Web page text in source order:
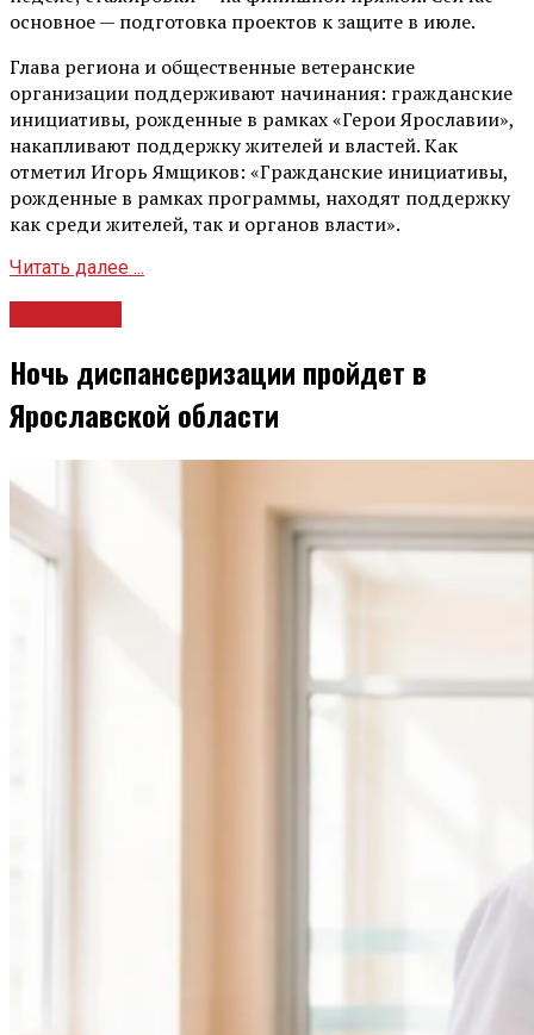
основное — подготовка проектов к защите в июле.
Глава региона и общественные ветеранские
организации поддерживают начинания: гражданские
инициативы, рожденные в рамках «Герои Ярославии»,
накапливают поддержку жителей и властей. Как
отметил Игорь Ямщиков: «Гражданские инициативы,
рожденные в рамках программы, находят поддержку
как среди жителей, так и органов власти».
Читать далее ...
Ночь диспансеризации пройдет в
Ярославской области